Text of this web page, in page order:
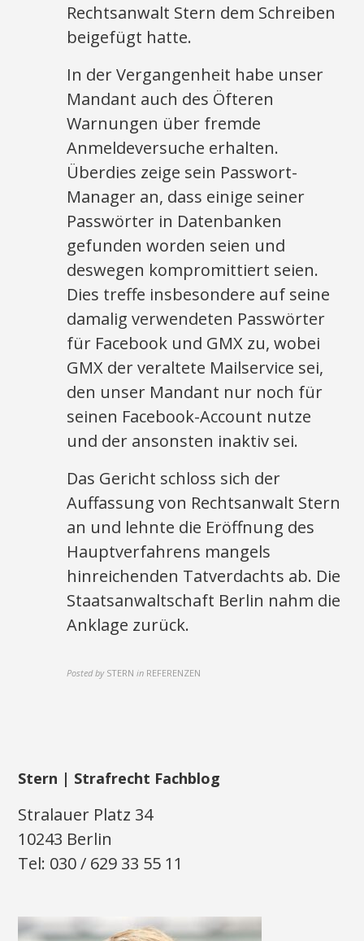
Rechtsanwalt Stern dem Schreiben
beigefügt hatte.
In der Vergangenheit habe unser
Mandant auch des Öfteren
Warnungen über fremde
Anmeldeversuche erhalten.
Überdies zeige sein Passwort-
Manager an, dass einige seiner
Passwörter in Datenbanken
gefunden worden seien und
deswegen kompromittiert seien.
Dies treffe insbesondere auf seine
damalig verwendeten Passwörter
für Facebook und GMX zu, wobei
GMX der veraltete Mailservice sei,
den unser Mandant nur noch für
seinen Facebook-Account nutze
und der ansonsten inaktiv sei.
Das Gericht schloss sich der
Auffassung von Rechtsanwalt Stern
an und lehnte die Eröffnung des
Hauptverfahrens mangels
hinreichenden Tatverdachts ab. Die
Staatsanwaltschaft Berlin nahm die
Anklage zurück.
Posted by STERN in REFERENZEN
Stern | Strafrecht Fachblog
Stralauer Platz 34
10243 Berlin
Tel: 030 / 629 33 55 11